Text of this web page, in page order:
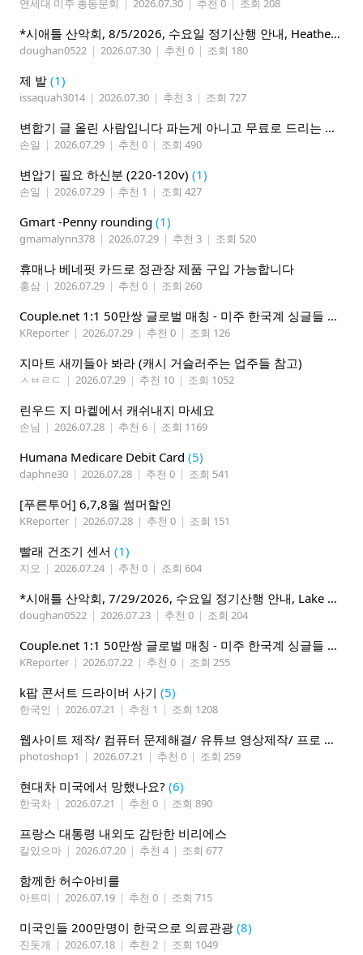
연세대 미주 총동문회 2026.07.30 추천 0 조회 208
*시애틀 산악회, 8/5/2026, 수요일 정기산행 안내, Heather Lake*
doughan0522 | 2026.07.30 | 추천 0 | 조회 180
제 발 (1)
issaquah3014 | 2026.07.30 | 추천 3 | 조회 727
변합기 글 올린 사람입니다 파는게 아니고 무료로 드리는 겁니다 필요하신분 연락처 남겨주시면 됩니다
손일 | 2026.07.29 | 추천 0 | 조회 490
변압기 필요 하신분 (220-120v) (1)
손일 | 2026.07.29 | 추천 1 | 조회 427
Gmart -Penny rounding (1)
gmamalynn378 | 2026.07.29 | 추천 3 | 조회 520
휴매나 베네핏 카드로 정관장 제품 구입 가능합니다
홍삼 | 2026.07.29 | 추천 0 | 조회 260
Couple.net 1:1 50만쌍 글로벌 매칭 - 미주 한국계 싱글들 모이세요
KReporter | 2026.07.29 | 추천 0 | 조회 126
지마트 새끼들아 봐라 (캐시 거슬러주는 업주들 참고)
ㅅㅂㄹㄷ | 2026.07.29 | 추천 10 | 조회 1052
린우드 지 마켙에서 캐쉬내지 마세요
손님 | 2026.07.28 | 추천 6 | 조회 1169
Humana Medicare Debit Card (5)
daphne30 | 2026.07.28 | 추천 0 | 조회 541
[푸른투어] 6,7,8월 썸머할인
KReporter | 2026.07.28 | 추천 0 | 조회 151
빨래 건조기 센서 (1)
지오 | 2026.07.24 | 추천 0 | 조회 604
*시애틀 산악회, 7/29/2026, 수요일 정기산행 안내, Lake 22*
doughan0522 | 2026.07.23 | 추천 0 | 조회 204
Couple.net 1:1 50만쌍 글로벌 매칭 - 미주 한국계 싱글들 모이세요
KReporter | 2026.07.22 | 추천 0 | 조회 255
k팝 콘서트 드라이버 사기 (5)
한국인 | 2026.07.21 | 추천 1 | 조회 1208
웹사이트 제작/ 컴퓨터 문제해결/ 유튜브 영상제작/ 프로 사진촬영
photoshop1 | 2026.07.21 | 추천 0 | 조회 259
현대차 미국에서 망했나요? (6)
한국차 | 2026.07.21 | 추천 0 | 조회 890
프랑스 대통령 내외도 감탄한 비리에스
칼있으마 | 2026.07.20 | 추천 4 | 조회 677
함께한 허수아비를
아트미 | 2026.07.19 | 추천 0 | 조회 715
미국인들 200만명이 한국으로 의료관광 (8)
진돗개 | 2026.07.18 | 추천 2 | 조회 1049